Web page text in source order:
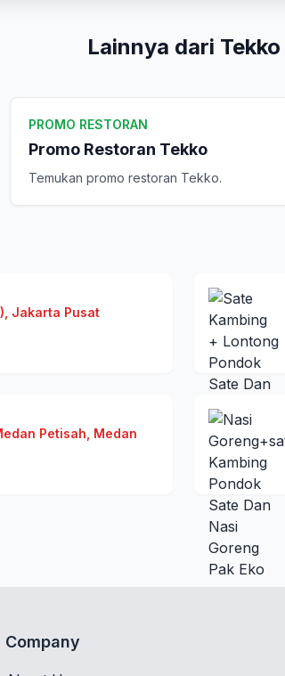
Lainnya dari Tekko
PROMO RESTORAN
Promo Restoran Tekko
Temukan promo restoran Tekko.
Jakarta Pusat
Petisah, Medan
Company